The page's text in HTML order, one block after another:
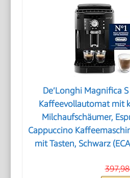
De’Longhi Magnifica
Kaffeevollautomat mit
Milchaufschäumer,
Cappuccino
mit Tasten, Schwarz